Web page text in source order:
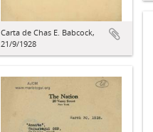
Carta de Chas E. Babcock,
21/9/1928